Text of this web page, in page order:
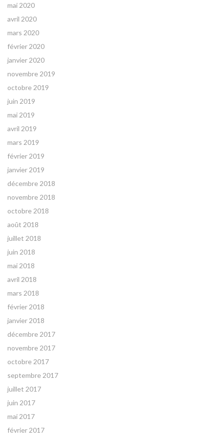
mai 2020
avril 2020
mars 2020
février 2020
janvier 2020
novembre 2019
octobre 2019
juin 2019
mai 2019
avril 2019
mars 2019
février 2019
janvier 2019
décembre 2018
novembre 2018
octobre 2018
août 2018
juillet 2018
juin 2018
mai 2018
avril 2018
mars 2018
février 2018
janvier 2018
décembre 2017
novembre 2017
octobre 2017
septembre 2017
juillet 2017
juin 2017
mai 2017
février 2017